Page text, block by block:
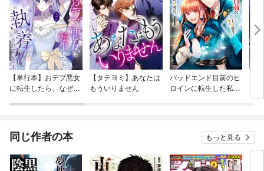
【単行本】おデブ悪女
に転生したら、なぜか
【タテヨミ】あなたは
もういりません
バッドエンド目前のヒ
ロインに転生した私、
同じ作者の本 もっと見る